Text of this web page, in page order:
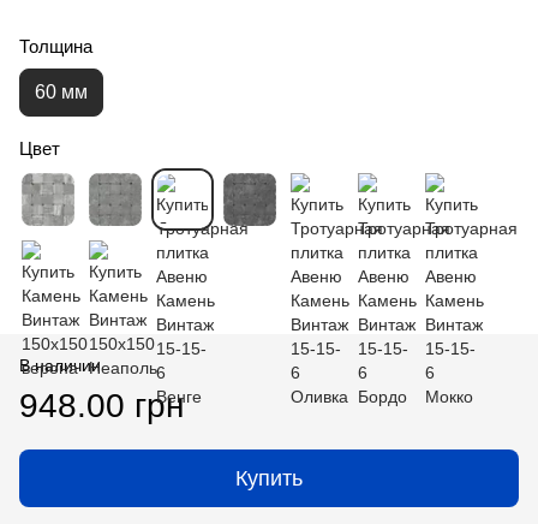
Толщина
60 мм
Цвет
В наличии
948.00 грн
Купить